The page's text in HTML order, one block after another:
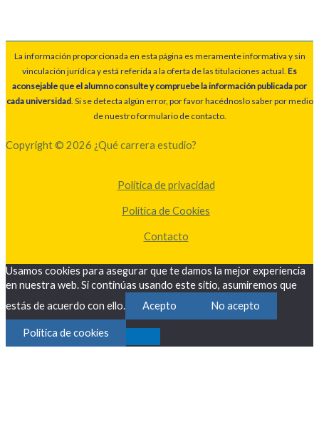
La información proporcionada en esta página es meramente informativa y sin
vinculación jurídica y está referida a la oferta de las titulaciones actual. Es
aconsejable que el alumno consulte y compruebe la información publicada por
cada universidad. Si se detecta algún error, por favor hacédnoslo saber por medio
de nuestro formulario de contacto.
Copyright © 2026 ¿Qué carrera estudio?
Política de privacidad
Política de Cookies
Contacto
Usamos cookies para asegurar que te damos la mejor experiencia
en nuestra web. Si continúas usando este sitio, asumiremos que
estás de acuerdo con ello.
Acepto No acepto
Política de cookies